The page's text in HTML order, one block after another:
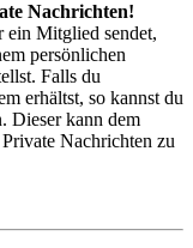
Nachrichten!
ein Mitglied sendet,
persönlichen
Falls du
erhältst, so kannst du
Dieser kann dem
Nachrichten zu